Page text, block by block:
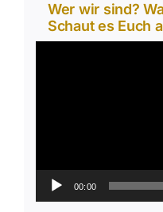
Wer wir sind?
Schaut es Euch
00:00